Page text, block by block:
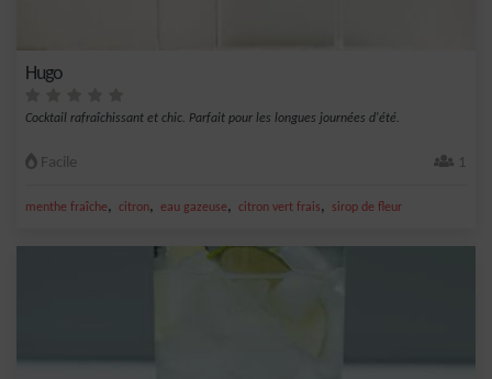
Hugo
Cocktail rafraîchissant et chic. Parfait pour les longues journées d'été.
Facile 1
menthe fraîche, citron, eau gazeuse, citron vert frais, sirop de fleur